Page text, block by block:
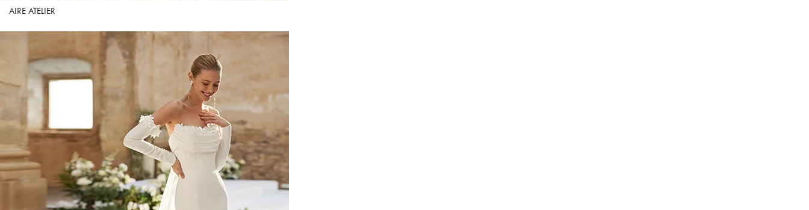
AIRE ATELIER